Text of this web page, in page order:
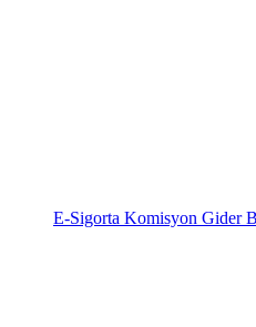
E-Sigorta Komisyon Gider